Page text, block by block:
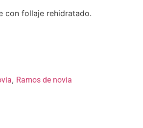
con follaje rehidratado.
, Ramos de novia